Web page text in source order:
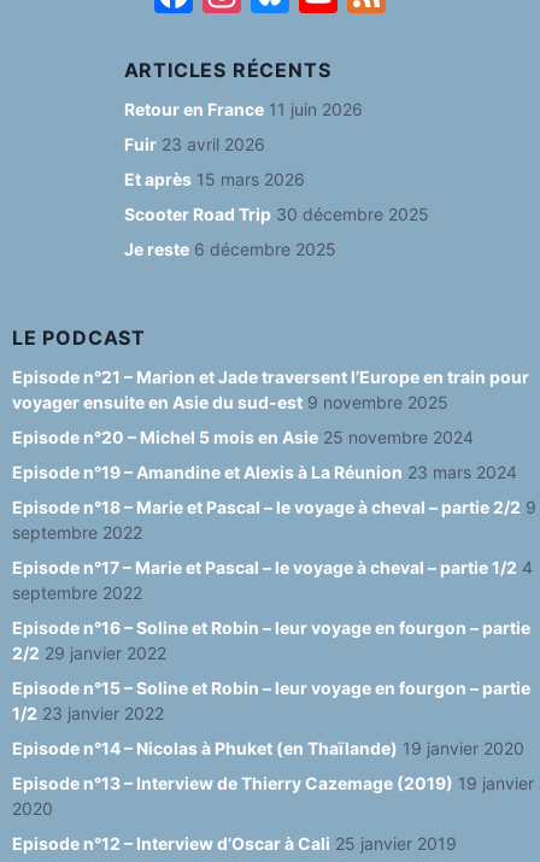
c
e
b
o
o
k
a
g
ra
m
e
s
y
T
e
n
n
el
ARTICLES RÉCENTS
Retour en France 11 juin 2026
Fuir 23 avril 2026
Et après 15 mars 2026
Scooter Road Trip 30 décembre 2025
Je reste 6 décembre 2025
LE PODCAST
Episode n°21 – Marion et Jade traversent l’Europe en train pour
voyager ensuite en Asie du sud-est 9 novembre 2025
Episode n°20 – Michel 5 mois en Asie 25 novembre 2024
Episode n°19 – Amandine et Alexis à La Réunion 23 mars 2024
Episode n°18 – Marie et Pascal – le voyage à cheval – partie 2/2 9
septembre 2022
Episode n°17 – Marie et Pascal – le voyage à cheval – partie 1/2 4
septembre 2022
Episode n°16 – Soline et Robin – leur voyage en fourgon – partie
2/2 29 janvier 2022
Episode n°15 – Soline et Robin – leur voyage en fourgon – partie
1/2 23 janvier 2022
Episode n°14 – Nicolas à Phuket (en Thaïlande) 19 janvier 2020
Episode n°13 – Interview de Thierry Cazemage (2019) 19 janvier
2020
Episode n°12 – Interview d’Oscar à Cali 25 janvier 2019